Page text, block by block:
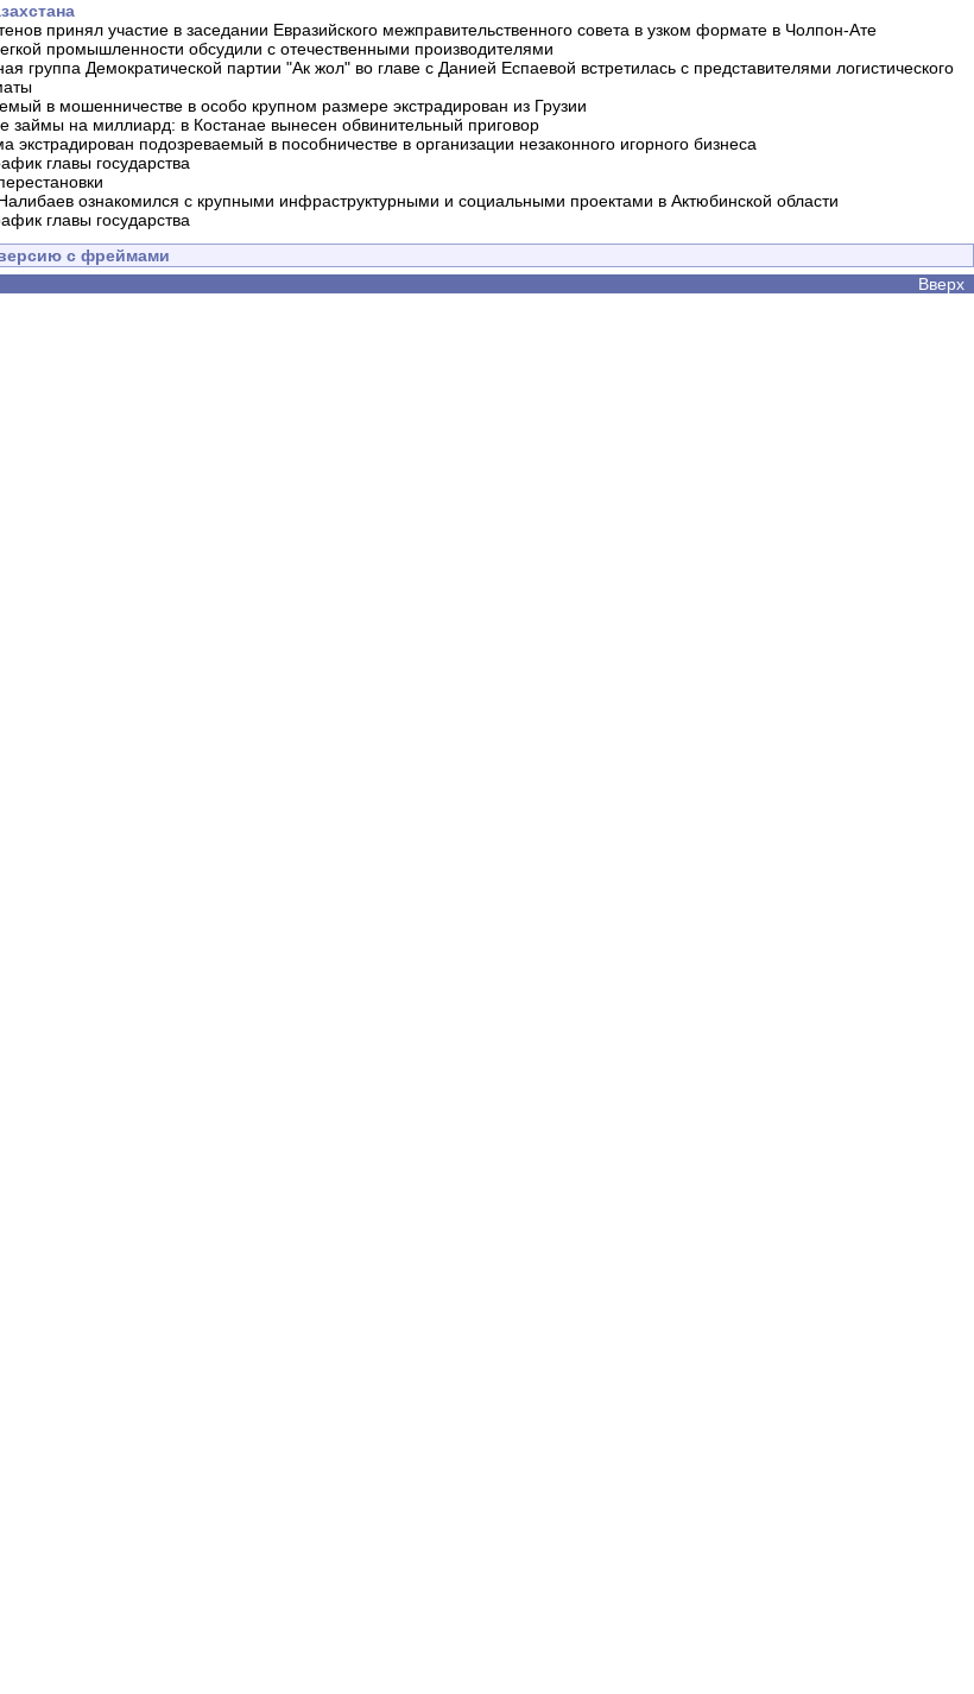
принял участие в заседании Евразийского межправительственного совета в узком формате в Чолпон-Ате
промышленности обсудили с отечественными производителями
группа Демократической партии "Ак жол" во главе с Данией Еспаевой встретилась с представителями логистического
в мошенничестве в особо крупном размере экстрадирован из Грузии
займы на миллиард: в Костанае вынесен обвинительный приговор
экстрадирован подозреваемый в пособничестве в организации незаконного игорного бизнеса
главы государства
ознакомился с крупными инфраструктурными и социальными проектами в Актюбинской области
главы государства
с фреймами
Вверх